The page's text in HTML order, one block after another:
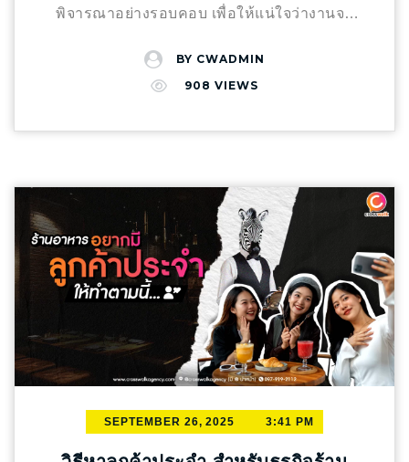
ข้อมูลมาวิเคราะห์เพื่อเพิ่มยอดจองซ้ำ (Repeat
ครองลูกค้า” ได้มากแค่ไหน โรงแรมที่เติบโตอย่าง
ยั่งยืนในปัจจุบัน ไม่ใช่โรงแรมที่มียอดจองสูงสุด
Direct Booking ที่วัดผลได้จริงกับ Crosswalk
Agency หากคุณเป็นเจ้าของโรงแรมหรือรีสอร์ตที่
ต้องการเพิ่มศักยภาพการทำกำไร Crosswalk
Agency เชี่ยวชาญด้านการวางระบบ Direct
Booking แบบครบวงจร: วางกลยุทธ์ Marketing
Funnel เพื่อเปลี่ยนผู้ชมเป็นผู้พัก ยิงโฆษณา
Performance Ads เน้นผลลัพธ์ยอดจองจริง
บริหารจัดการ Data เพื่อเพิ่มประสิทธิภาพการ
ตลาดระยะยาว พร้อมเปลี่ยนการตลาดให้เป็นผล
ระดับธุรกิจโรงแรมของคุณ
คำแนะนำเพิ่มเติม
ไปจนได้ Lead ที่อยู่ไกลและไม่มีกำลังซื้อจริง
การปักหมุดรัศมีรอบโครงการแล้ว Ad Copy ต้อง
มีความเป็น Local ครับ เช่น การพาดหัวที่ระบุ
Crosswalk Agency ความสวยคือ “ใบเบิกทาง” แต่
กลยุทธ์ที่แม่นยำคือ “ตัวปิดการขาย” หากคุณเป็น
เจ้าของโครงการ SME ที่ต้องการเปลี่ยนงาน
โฆษณาให้เป็นยอดจองที่จับต้องได้… ให้เราเป็น
“ทางข้าม” พาธุรกิจของคุณไปสู่เป้าหมายครับ
อยากยกระดับโฆษณาอสังหาฯ ของคุณ? ทักแชท
เพื่อปรึกษาแผนกลยุทธ์ครีเอทีฟกับ Crosswalk
Agency ได้ตั้งแต่วันนี้! #CrosswalkAgency
#RealEstateMarketing #CreativeAds
พิจารณาอย่างรอบคอบ เพื่อให้แน่ใจว่างานจะ
ไม่มีปัญหาตามมาในภายหลัง บทความนี้ เราจะ
พาคุณมารู้จักกับ “7 ปัจจัยสำคัญ” ที่ลูกค้าใช้ตัดสิน
สามารถพัฒนาและตอบโจทย์ความต้องการของ
แต่ยังรวมไปถึงความเข้าใจใน “จุดตัดสินใจ” หรือ
Pain Point ที่ลูกค้าใช้พิจารณาเลือกผู้รับเหมา
ดังนี้ ประสบการณ์และผลงานที่ผ่านมา เป็นจุดเริ่ม
ต้นของความมั่นใจ ลูกค้ามักเริ่มต้นจากการค้นหา
ใน Google หรือดูจากรีวิวในโซเชียลมีเดีย หรือฟัง
จากเพื่อนแนะนำ ลูกค้าส่วนใหญ่มองหาผู้รับเหมา
ที่มีผลงานพิสูจน์ได้ เพราะนั่นคือสิ่งที่สะท้อนความ
สามารถจริง จะสามารถสร้างความมั่นใจให้แก่
ลูกค้าได้ มีโปรเจกต์ตัวอย่างที่ชัดเจน (ทั้งภาพนิ่ง
ความเชี่ยวชาญเฉพาะด้าน เช่น บ้านพักอาศัย
BY CWADMIN
908 VIEWS
SEPTEMBER 26, 2025 3:41 PM